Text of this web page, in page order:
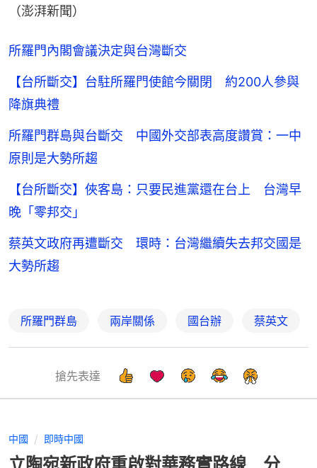
（澎湃新聞）
所羅門內閣會議決定與台灣斷交
【台所斷交】台駐所羅門使館今關閉 約200人參與
降旗典禮
所羅門群島與台斷交 中國外交部表高度讚賞：一中
原則是大勢所趨
【台所斷交】俠客島：只要民進黨還在台上 台灣早
晚「零邦交」
蔡英文政府再遭斷交 環時：台灣繼續失去邦交國是
大勢所趨
所羅門群島 兩岸關係 國台辦 蔡英文
搶先表達
中國 即時中國
立陶宛新政府重啟對華務實路線 分